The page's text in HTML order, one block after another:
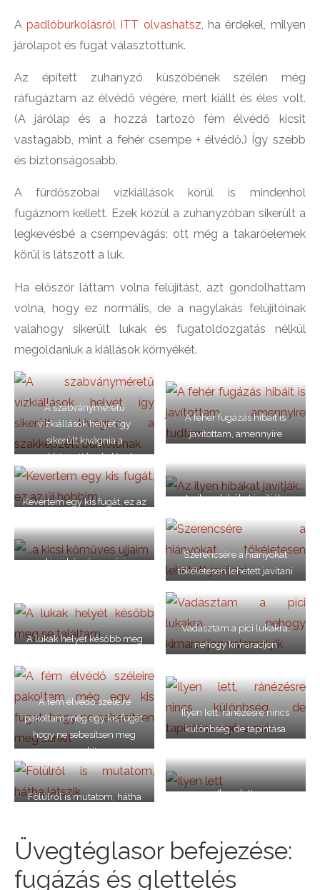
A padlóburkolásról ITT olvashatsz, ha érdekel, milyen
járólapot és fugát választottunk.
Az épített zuhanyzó küszöbének szélén még
ráfugáztam az élvédő végére, mert kiállt és éles volt.
(A járólap és a hozzá tartozó fém élvédő kicsit
vastagabb, mint a fehér csempe + élvédő.) Így szebb
és biztonságosabb.
A fürdőszobai vízkiállások körül is mindenhol
fugáznom kellett. Ezek közül a zuhanyzóban sikerült a
legkevésbé a csempevágás: ott még a takaróelemek
körül is látszott a luk.
Ha először láttam volna felújítást, azt gondolhattam
volna, hogy ez normális, de a nagylakás felújítóinak
valahogy sikerült lukak és fugatoldozgatás nélkül
megoldaniuk a kiállások környékét.
A szabványméretű
vízkiállások helyét így
sikerült kivágnia a
szakképzett burkolónak
A fehér fugázás hibáit is
javítottam, amennyire
Kevertem egy kis fugát, ez az
Az ilyen hibákat javítják…
…a kicsi kőműves ujjaim
Szerencsére a hiányokat
tökéletesen lehetett javítani
A lukak helyét később meg
Vadásztam a pici lukakra,
nehogy kimaradjon
A fém élvédő széleire
pakoltam még egy kis fugát,
hogy ne sebesítsen meg
senkit
Ilyen lett, ránézésre nincs
különbség, de tapintása
Fölülről is mutatom, hátha
Ilyen lett
Üvegtéglasor befejezése:
fugázás és glettelés